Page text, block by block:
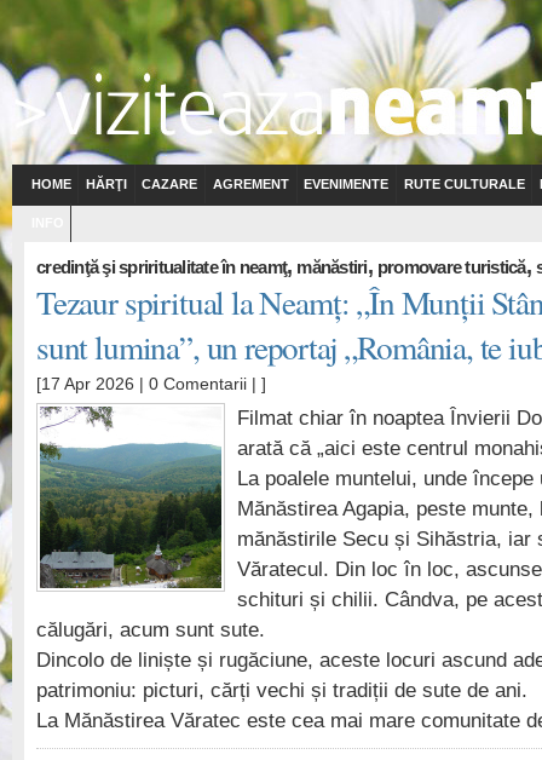
HOME HĂRŢI CAZARE AGREMENT EVENIMENTE RUTE CULTURALE
credinţă şi spriritualitate în neamţ, mănăstiri, promovare turistică,
Tezaur spiritual la Neamț: „În Munții
sunt lumina”, un reportaj „România, te
[17 Apr 2026 | 0 Comentarii | ]
Filmat chiar în noaptea Învierii
arată că „aici este centrul
La poalele muntelui, unde
Mănăstirea Agapia, peste munte,
mănăstirile Secu și Sihăstria, iar
Văratecul. Din loc în loc,
schituri și chilii. Cândva, pe
călugări, acum sunt sute.
Dincolo de liniște și rugăciune, aceste locuri ascund
patrimoniu: picturi, cărți vechi și tradiții de sute de ani.
La Mănăstirea Văratec este cea mai mare comunitate